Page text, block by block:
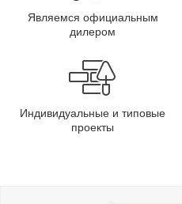
Являемся официальным
дилером
Индивидуальные и типовые
проекты